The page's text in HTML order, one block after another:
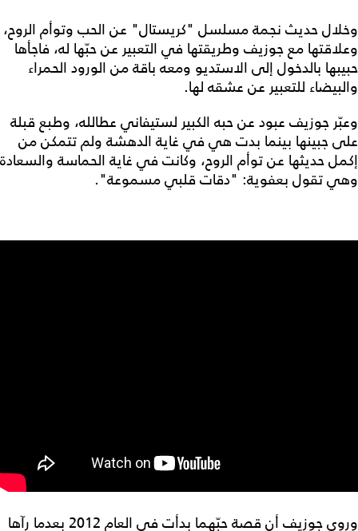
وخلال حديث نجمة مسلسل "كريستال" عن الحب وتوأم الروح،
وعلاقتها مع جوزيف وطريقتها في التعبير عن حبّها له، فاجأها
حبيبها بالدخول إلى الاستديو ومعه باقة من الورود الحمراء
والبيضاء للتعبير عن عشقه لها.
وعبّر جوزيف عبود عن حبه الكبير لستيفاني عطالله، وطبع قبلة
على جبينها بينما بدت هي في غاية الدهشة ولم تتمكن من
إكمل حديثها عن توأم الروح، وكانت في غاية الحماسة والسعادة
وهي تقول بعفوية: "دقات قلبي مسموعة".
وروى جوزيف أن قصة حبّهما بدأت في العام 2012 بعدما رآها